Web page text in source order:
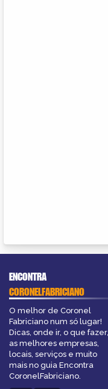
ENCONTRA
CORONELFABRICIANO
O melhor de Coronel
Fabriciano num só lugar!
Dicas, onde ir, o que fazer,
as melhores empresas,
locais, serviços e muito
mais no guia Encontra
CoronelFabriciano.